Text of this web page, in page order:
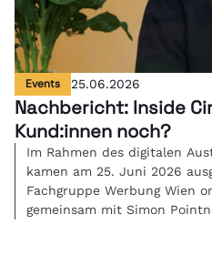
Events 25.06.2026
Nachbericht: Inside
Kund:innen noch?
Im Rahmen des digitalen
kamen am 25. Juni 2026
Fachgruppe Werbung Wien
gemeinsam mit Simon
Director von Studio